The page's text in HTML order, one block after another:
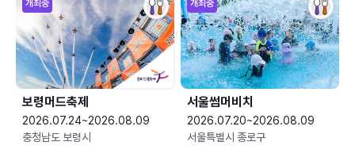
개최중
보령머드축제
2026.07.24~2026.08.09
충청남도 보령시
개최중
서울썸머비치
2026.07.20~2026.08.09
서울특별시 종로구